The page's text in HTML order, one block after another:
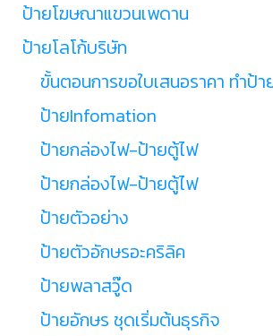
ป้ายโฆษณาแขวนเพดาน
ป้ายโลโก้บริษัท
ขั้นตอนการขอใบเสนอราคา ทำป้า
ป้ายInfomation
ป้ายกล่องไฟ-ป้ายตู้ไฟ
ป้ายกล่องไฟ-ป้ายตู้ไฟ
ป้ายตัวอย่าง
ป้ายตัวอักษรอะคริลิค
ป้ายพลาสวู๊ด
ป้ายอักษร ชุดเริ่มต้นธุรกิจ